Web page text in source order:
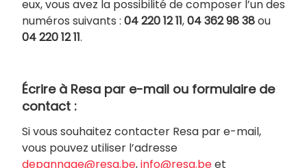
eux, vous avez la possibilité de composer l’un des
numéros suivants : 04 220 12 11,04 362 98 38ou
04 220 12 11.
Écrire à Resa par e-mail ou formulaire de
contact :
Si vous souhaitez contacter Resa par e-mail,
vous pouvez utiliser l’adresse
depannage@resa.be,info@resa.beet